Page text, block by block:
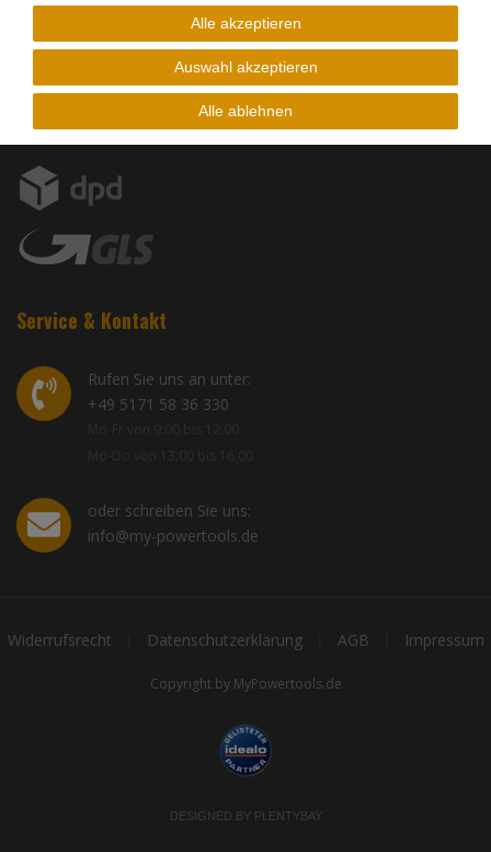
Service & Kontakt
Rufen Sie uns an unter:
+49 5171 58 36 330
oder schreiben Sie uns:
info@my-powertools.de
Widerrufsrecht Datenschutzerklärung AGB Impressum
Copyright by MyPowertools.de
DESIGNED BY PLENTYBAY
Alle akzeptieren
Auswahl akzeptieren
Alle ablehnen